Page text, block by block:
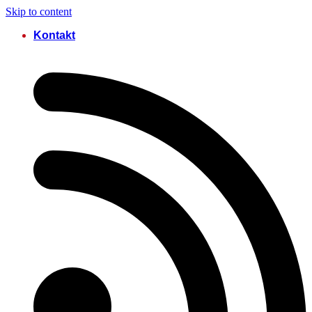
Skip to content
Kontakt